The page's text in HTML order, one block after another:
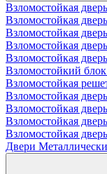
Взломостойкая
Взломостойкая
Взломостойкая
Взломостойкая
Взломостойкая
Взломостойкий
Взломостойкая
Взломостойкая
Взломостойкая
Взломостойкая
Взломостойкая
Двери